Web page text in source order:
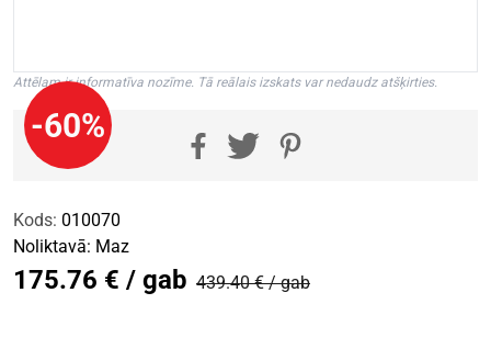
-60%
Attēlam ir informatīva nozīme. Tā reālais izskats var nedaudz atšķirties.
Kods: 010070
Noliktavā: Maz
175.76 € / gab 439.40 € / gab